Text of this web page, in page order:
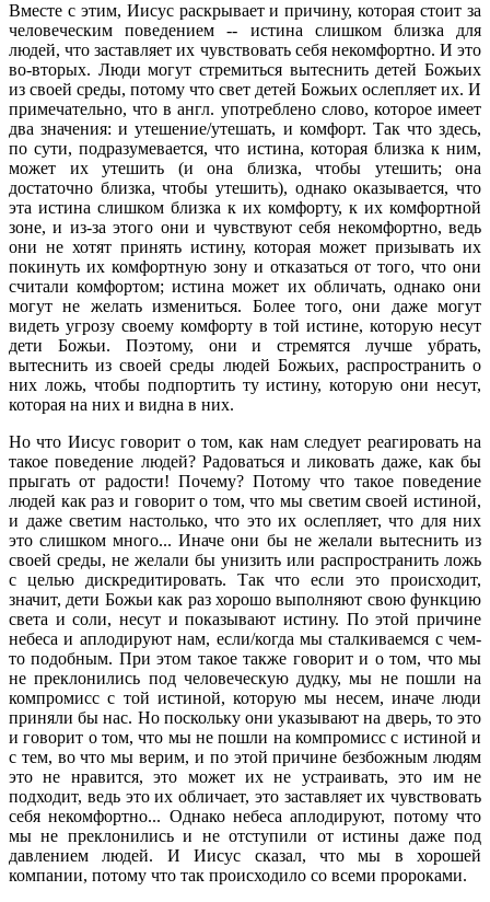
Вместе с этим, Иисус раскрывает и причину, которая стоит за
человеческим поведением -- истина слишком близка для
людей, что заставляет их чувствовать себя некомфортно. И это
во-вторых. Люди могут стремиться вытеснить детей Божьих
из своей среды, потому что свет детей Божьих ослепляет их. И
примечательно, что в англ. употреблено слово, которое имеет
два значения: и утешение/утешать, и комфорт. Так что здесь,
по сути, подразумевается, что истина, которая близка к ним,
может их утешить (и она близка, чтобы утешить; она
достаточно близка, чтобы утешить), однако оказывается, что
эта истина слишком близка к их комфорту, к их комфортной
зоне, и из-за этого они и чувствуют себя некомфортно, ведь
они не хотят принять истину, которая может призывать их
покинуть их комфортную зону и отказаться от того, что они
считали комфортом; истина может их обличать, однако они
могут не желать измениться. Более того, они даже могут
видеть угрозу своему комфорту в той истине, которую несут
дети Божьи. Поэтому, они и стремятся лучше убрать,
вытеснить из своей среды людей Божьих, распространить о
них ложь, чтобы подпортить ту истину, которую они несут,
которая на них и видна в них.
Но что Иисус говорит о том, как нам следует реагировать на
такое поведение людей? Радоваться и ликовать даже, как бы
прыгать от радости! Почему? Потому что такое поведение
людей как раз и говорит о том, что мы светим своей истиной,
и даже светим настолько, что это их ослепляет, что для них
это слишком много... Иначе они бы не желали вытеснить из
своей среды, не желали бы унизить или распространить ложь
с целью дискредитировать. Так что если это происходит,
значит, дети Божьи как раз хорошо выполняют свою функцию
света и соли, несут и показывают истину. По этой причине
небеса и аплодируют нам, если/когда мы сталкиваемся с чем-
то подобным. При этом такое также говорит и о том, что мы
не преклонились под человеческую дудку, мы не пошли на
компромисс с той истиной, которую мы несем, иначе люди
приняли бы нас. Но поскольку они указывают на дверь, то это
и говорит о том, что мы не пошли на компромисс с истиной и
с тем, во что мы верим, и по этой причине безбожным людям
это не нравится, это может их не устраивать, это им не
подходит, ведь это их обличает, это заставляет их чувствовать
себя некомфортно... Однако небеса аплодируют, потому что
мы не преклонились и не отступили от истины даже под
давлением людей. И Иисус сказал, что мы в хорошей
компании, потому что так происходило со всеми пророками.